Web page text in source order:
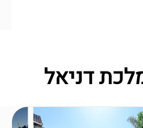
דניאל